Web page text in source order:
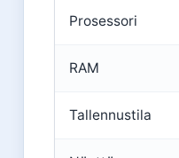
Prosessori
RAM
Tallennustila